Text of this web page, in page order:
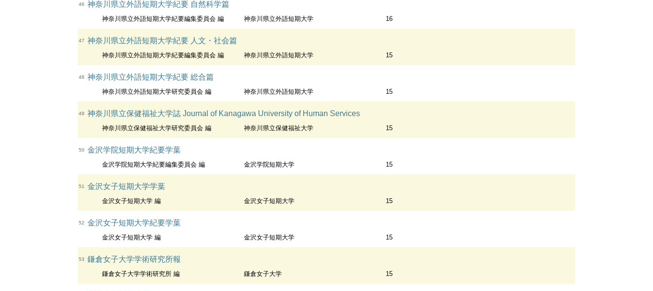
46 神奈川県立外語短期大学紀要 自然科学篇
神奈川県立外語短期大学紀要編集委員会 編 神奈川県立外語短期大学 16
47 神奈川県立外語短期大学紀要 人文・社会篇
神奈川県立外語短期大学紀要編集委員会 編 神奈川県立外語短期大学 15
48 神奈川県立外語短期大学紀要 総合篇
神奈川県立外語短期大学研究委員会 編 神奈川県立外語短期大学 15
49 神奈川県立保健福祉大学誌 Journal of Kanagawa University of Human Services
神奈川県立保健福祉大学研究委員会 編 神奈川県立保健福祉大学 15
50 金沢学院短期大学紀要学葉
金沢学院短期大学紀要編集委員会 編 金沢学院短期大学 15
51 金沢女子短期大学学葉
金沢女子短期大学 編 金沢女子短期大学 15
52 金沢女子短期大学紀要学葉
金沢女子短期大学 編 金沢女子短期大学 15
53 鎌倉女子大学学術研究所報
鎌倉女子大学学術研究所 編 鎌倉女子大学 15